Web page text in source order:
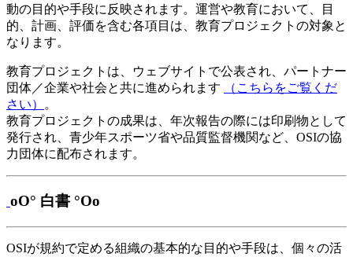
動の目的や手段に反映されます。運営や教育において、目
的、計画、評価を含む各項目は、教育プロジェクトの対象と
なります。
教育プロジェクトは、ウェブサイトで公表され、パートナー
団体／企業や社会と共に進められます
（こちらをご覧くだ
さい）
。
教育プロジェクトの成果は、年次報告の際には印刷物として
発行され、青少年スポーツ省や品質監督機関など、OSIの協
力団体に配布されます。
oO° 白書 °Oo
OSIが規約で定める組織の基本的な目的や手段は、個々の活